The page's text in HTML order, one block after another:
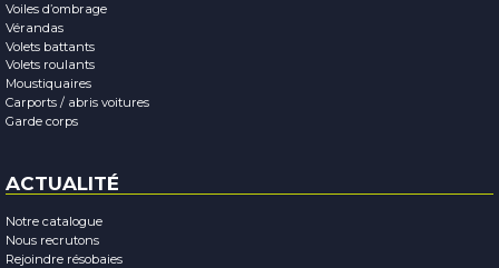
Voiles d’ombrage
Vérandas
Volets battants
Volets roulants
Moustiquaires
Carports / abris voitures
Garde corps
ACTUALITÉ
Notre catalogue
Nous recrutons
Rejoindre résobaies